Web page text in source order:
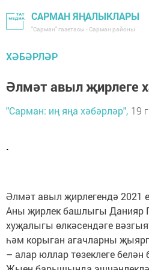
САРМАН ЯҢАЛЫКЛАРЫ
"Сарман" газетасы - Сарман районы
ХӘБӘРЛӘР
Әлмәт авыл җирлеге
"Сарман: иң яңа хәбәрләр", 19
.
Әлмәт авыл җирлегендә
Аны җирлек башлыгы Данияр
хуҗалыгы өлкәсендәге
һәм корыган агачларны
– алар юллар төзеклеге белән